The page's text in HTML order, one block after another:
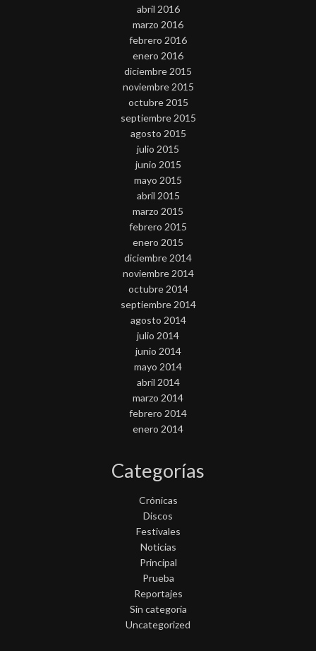
abril 2016
marzo 2016
febrero 2016
enero 2016
diciembre 2015
noviembre 2015
octubre 2015
septiembre 2015
agosto 2015
julio 2015
junio 2015
mayo 2015
abril 2015
marzo 2015
febrero 2015
enero 2015
diciembre 2014
noviembre 2014
octubre 2014
septiembre 2014
agosto 2014
julio 2014
junio 2014
mayo 2014
abril 2014
marzo 2014
febrero 2014
enero 2014
Categorías
Crónicas
Discos
Festivales
Noticias
Principal
Prueba
Reportajes
Sin categoría
Uncategorized